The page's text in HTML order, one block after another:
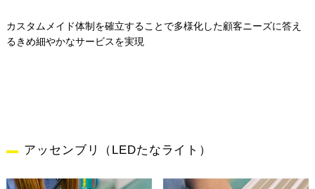
カスタムメイド体制を確立することで多様化した顧客ニーズに答え
るきめ細やかなサービスを実現
アッセンブリ（LEDたなライト）